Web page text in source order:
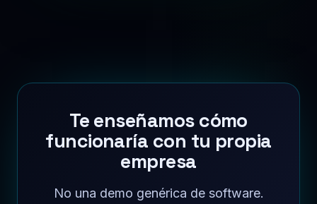
Te enseñamos cómo
funcionaría con tu propia
empresa
No una demo genérica de software.